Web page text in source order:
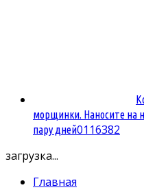
морщинки. Наносите на
пару дней0116382
загрузка...
Главная